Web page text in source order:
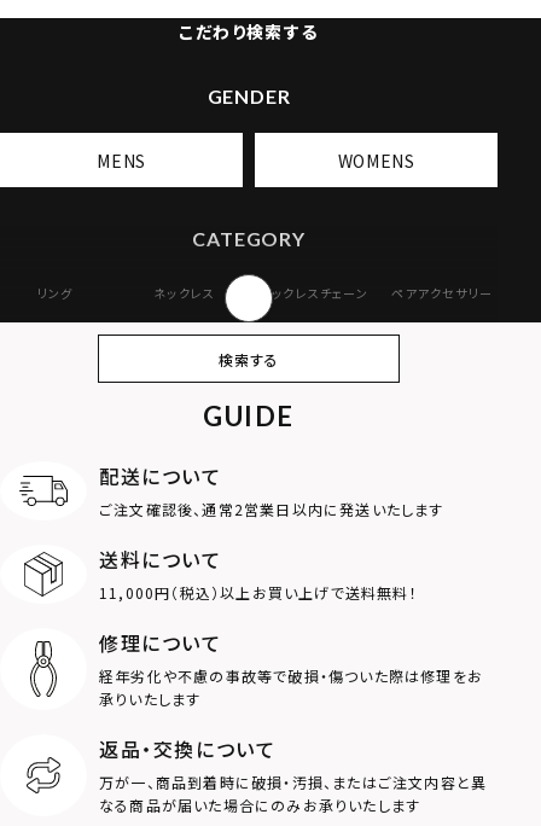
こだわり検索する
GENDER
MENS WOMENS
CATEGORY
リング ネックレス ネックレスチェーン ペアアクセサリー
オンラインストア
ギフトボックス
MOTIF
ダブルリング
ロゴ
クラウン
検索する
GUIDE
配送について
ご注文確認後、通常2営業日以内に発送いたします
送料について
11,000円（税込）以上お買い上げで送料無料！
修理について
経年劣化や不慮の事故等で破損・傷ついた際は修理をお
承りいたします
返品・交換について
万が一、商品到着時に破損・汚損、またはご注文内容と異
なる商品が届いた場合にのみお承りいたします